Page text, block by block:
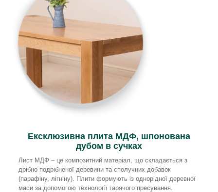
Ексклюзивна плита МДФ, шпонована
дубом в сучках
Лист МДФ – це композитний матеріал, що складається з
дрібно подрібненої деревини та сполучних добавок
(парафіну, лігніну). Плити формують із однорідної деревної
маси за допомогою технології гарячого пресування.